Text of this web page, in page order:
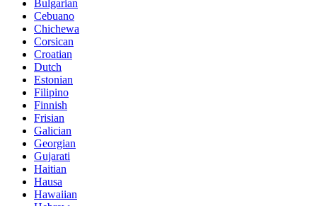
Bulgarian
Cebuano
Chichewa
Corsican
Croatian
Dutch
Estonian
Filipino
Finnish
Frisian
Galician
Georgian
Gujarati
Haitian
Hausa
Hawaiian